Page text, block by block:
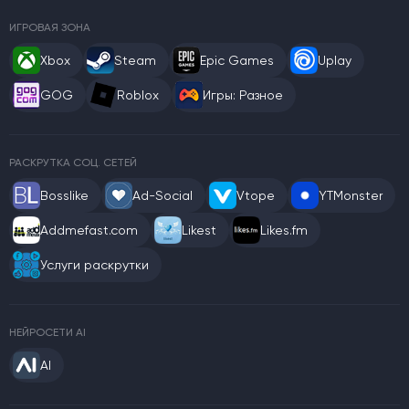
ИГРОВАЯ ЗОНА
Xbox Steam Epic Games Uplay
GOG Roblox Игры: Разное
РАСКРУТКА СОЦ. СЕТЕЙ
Bosslike Ad-Social Vtope YTMonster
Addmefast.com Likest Likes.fm
Услуги раскрутки
НЕЙРОСЕТИ AI
AI